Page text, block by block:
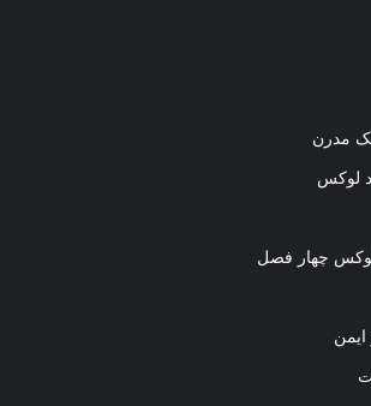
مدرن
لوکس
چهار فصل